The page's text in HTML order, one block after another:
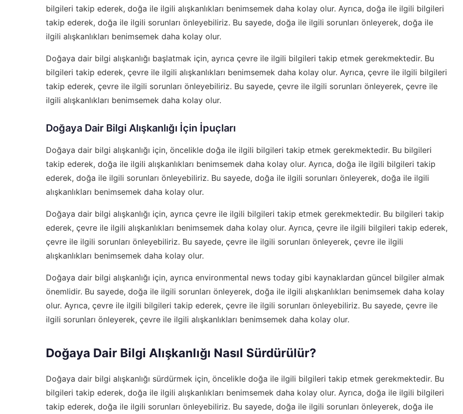
bilgileri takip ederek, doğa ile ilgili alışkanlıkları benimsemek daha kolay olur. Ayrıca, doğa ile ilgili bilgileri
takip ederek, doğa ile ilgili sorunları önleyebiliriz. Bu sayede, doğa ile ilgili sorunları önleyerek, doğa ile
ilgili alışkanlıkları benimsemek daha kolay olur.
Doğaya dair bilgi alışkanlığı başlatmak için, ayrıca çevre ile ilgili bilgileri takip etmek gerekmektedir. Bu
bilgileri takip ederek, çevre ile ilgili alışkanlıkları benimsemek daha kolay olur. Ayrıca, çevre ile ilgili bilgileri
takip ederek, çevre ile ilgili sorunları önleyebiliriz. Bu sayede, çevre ile ilgili sorunları önleyerek, çevre ile
ilgili alışkanlıkları benimsemek daha kolay olur.
Doğaya Dair Bilgi Alışkanlığı İçin İpuçları
Doğaya dair bilgi alışkanlığı için, öncelikle doğa ile ilgili bilgileri takip etmek gerekmektedir. Bu bilgileri
takip ederek, doğa ile ilgili alışkanlıkları benimsemek daha kolay olur. Ayrıca, doğa ile ilgili bilgileri takip
ederek, doğa ile ilgili sorunları önleyebiliriz. Bu sayede, doğa ile ilgili sorunları önleyerek, doğa ile ilgili
alışkanlıkları benimsemek daha kolay olur.
Doğaya dair bilgi alışkanlığı için, ayrıca çevre ile ilgili bilgileri takip etmek gerekmektedir. Bu bilgileri takip
ederek, çevre ile ilgili alışkanlıkları benimsemek daha kolay olur. Ayrıca, çevre ile ilgili bilgileri takip ederek,
çevre ile ilgili sorunları önleyebiliriz. Bu sayede, çevre ile ilgili sorunları önleyerek, çevre ile ilgili
alışkanlıkları benimsemek daha kolay olur.
Doğaya dair bilgi alışkanlığı için, ayrıca environmental news today gibi kaynaklardan güncel bilgiler almak
önemlidir. Bu sayede, doğa ile ilgili sorunları önleyerek, doğa ile ilgili alışkanlıkları benimsemek daha kolay
olur. Ayrıca, çevre ile ilgili bilgileri takip ederek, çevre ile ilgili sorunları önleyebiliriz. Bu sayede, çevre ile
ilgili sorunları önleyerek, çevre ile ilgili alışkanlıkları benimsemek daha kolay olur.
Doğaya Dair Bilgi Alışkanlığı Nasıl Sürdürülür?
Doğaya dair bilgi alışkanlığı sürdürmek için, öncelikle doğa ile ilgili bilgileri takip etmek gerekmektedir. Bu
bilgileri takip ederek, doğa ile ilgili alışkanlıkları benimsemek daha kolay olur. Ayrıca, doğa ile ilgili bilgileri
takip ederek, doğa ile ilgili sorunları önleyebiliriz. Bu sayede, doğa ile ilgili sorunları önleyerek, doğa ile